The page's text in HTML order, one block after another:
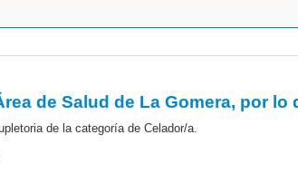
de la categoría de Celador/a.